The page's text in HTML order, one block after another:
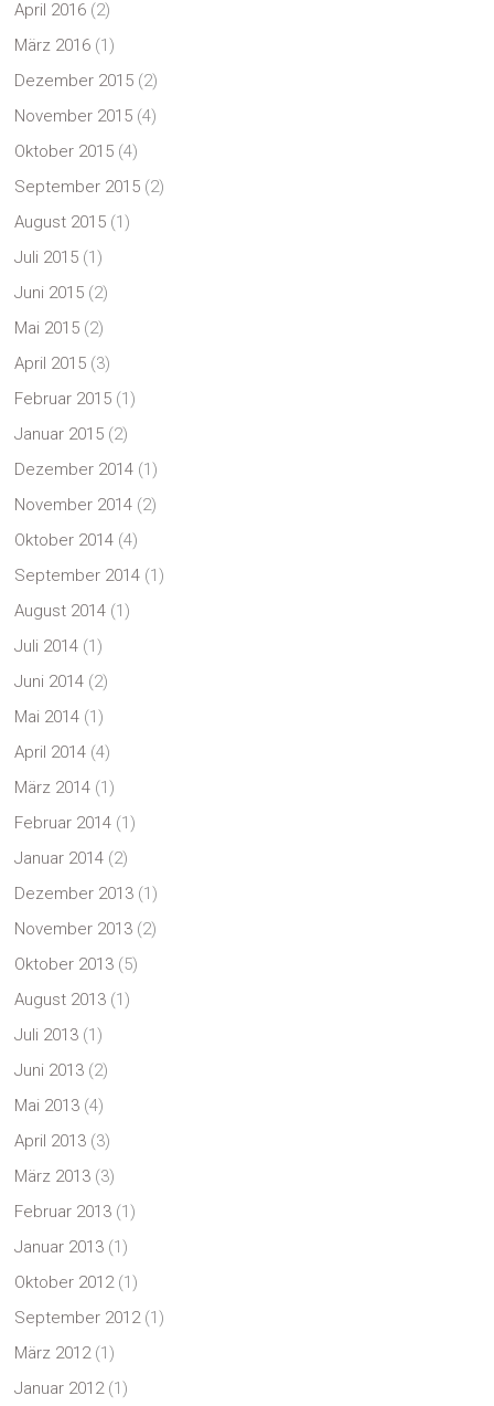
April 2016 (2)
März 2016 (1)
Dezember 2015 (2)
November 2015 (4)
Oktober 2015 (4)
September 2015 (2)
August 2015 (1)
Juli 2015 (1)
Juni 2015 (2)
Mai 2015 (2)
April 2015 (3)
Februar 2015 (1)
Januar 2015 (2)
Dezember 2014 (1)
November 2014 (2)
Oktober 2014 (4)
September 2014 (1)
August 2014 (1)
Juli 2014 (1)
Juni 2014 (2)
Mai 2014 (1)
April 2014 (4)
März 2014 (1)
Februar 2014 (1)
Januar 2014 (2)
Dezember 2013 (1)
November 2013 (2)
Oktober 2013 (5)
August 2013 (1)
Juli 2013 (1)
Juni 2013 (2)
Mai 2013 (4)
April 2013 (3)
März 2013 (3)
Februar 2013 (1)
Januar 2013 (1)
Oktober 2012(1)
September 2012(1)
März 2012(1)
Januar 2012(1)